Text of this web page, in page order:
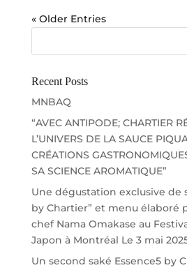
« Older Entries
Recent Posts
MNBAQ
“AVEC ANTIPODE; CHARTIER
L’UNIVERS DE LA SAUCE
CRÉATIONS
SA SCIENCE AROMATIQUE”
Une dégustation exclusive de
by Chartier” et menu élaboré
chef Nama Omakase au
Japon à Montréal Le 3 mai
Un second saké Essence5 by